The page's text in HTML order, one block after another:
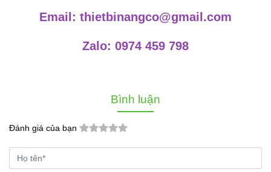
Email: thietbinangco@gmail.com
Zalo: 0974 459 798
Bình luận
Đánh giá của bạn